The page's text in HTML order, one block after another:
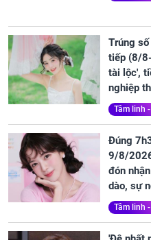
Trúng
tiếp (8/
tài lộc',
nghiệp
Tâm linh
Đúng
9/8/
đón
dào, sự
Tâm linh